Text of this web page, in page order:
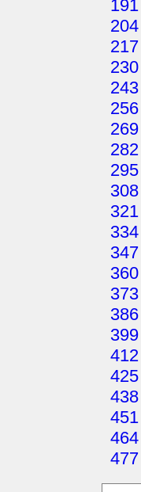
191
204
217
230
243
256
269
282
295
308
321
334
347
360
373
386
399
412
425
438
451
464
477